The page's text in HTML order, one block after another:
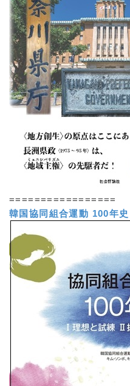
=================
韓国協同組合運動 100年史